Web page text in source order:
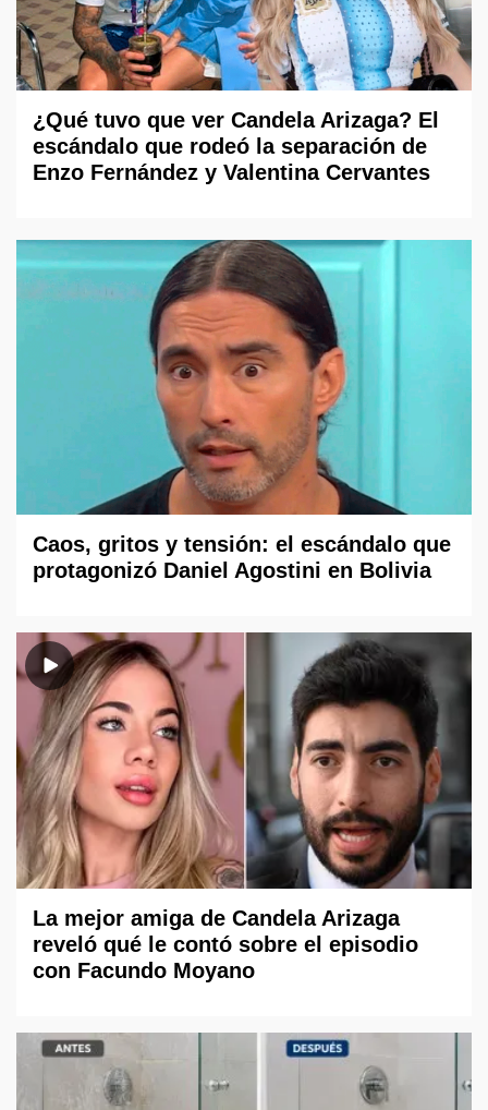
¿Qué tuvo que ver Candela Arizaga? El
escándalo que rodeó la separación de
Enzo Fernández y Valentina Cervantes
Caos, gritos y tensión: el escándalo que
protagonizó Daniel Agostini en Bolivia
La mejor amiga de Candela Arizaga
reveló qué le contó sobre el episodio
con Facundo Moyano